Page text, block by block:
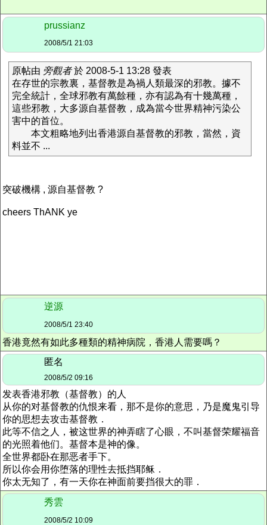
prussianz
2008/5/1 21:03
原帖由 旁觀者於 2008-5-1 13:28 發表
在存世的宗教裏，基督教是為禍人類最深的邪教。據不
完全統計，全球邪教有萬餘種，亦有認為有十幾萬種，
這些邪教，大多源自基督教，成為當今世界精神污染公
害中的首位。
本文粗略地列出香港源自基督教的邪教，當然，資
料並不 ...
突破機構 , 源自基督教 ?
cheers ThANK ye
逆源
2008/5/1 23:40
香港竟然有如此多種類的精神病院，香港人需要嗎？
匿名
2008/5/2 09:16
发表香港邪教（基督教）的人
从你的对基督教的仇恨来看，那不是你的意思，乃是魔鬼引导
你的思想去攻击基督教．
此等不信之人，被这世界的神弄瞎了心眼，不叫基督荣耀福音
的光照着他们。基督本是神的像。
全世界都卧在那恶者手下。
所以你会用你堕落的理性去抵挡耶稣．
你太无知了，有一天你在神面前要挡很大的罪．
秀雲
2008/5/2 10:09